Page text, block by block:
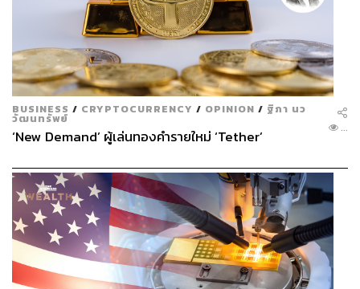
BUSINESS / CRYPTOCURRENCY / OPINION / ฐิภา นว
วัฒนทรัพย์
‘New Demand’ ผู้เล่นทองคำรายใหม่ ‘Tether’ ...